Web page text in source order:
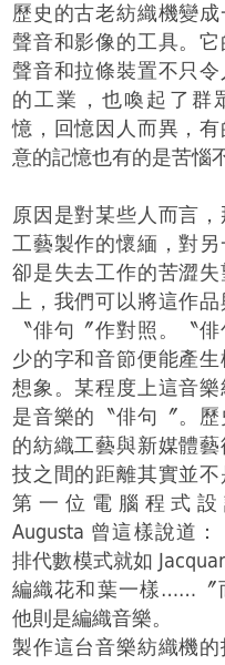
歷史的古老紡織機變
聲音和影像的工具。它
聲音和拉條裝置不只令
的工業，也喚起了群
憶，回憶因人而異，
意的記憶也有的是苦惱
原因是對某些人而言
工藝製作的懷緬，對
卻是失去工作的苦澀
上，我們可以將這作
〝俳句〞作對照。〝
少的字和音節便能產
想象。某程度上這音
是音樂的〝俳句〞。歷
的紡織工藝與新媒體
技之間的距離其實並不
第一位電腦程式設
Augusta 曾這樣說道：
排代數模式就如
編織花和葉一樣……〞
他則是編織音樂。
製作這台音樂紡織機